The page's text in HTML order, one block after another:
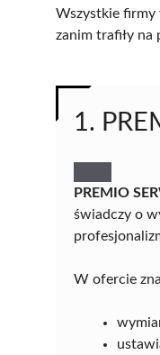
Wszystkie firmy
zanim trafiły na
1.
PREMIO
świadczy o
W ofercie